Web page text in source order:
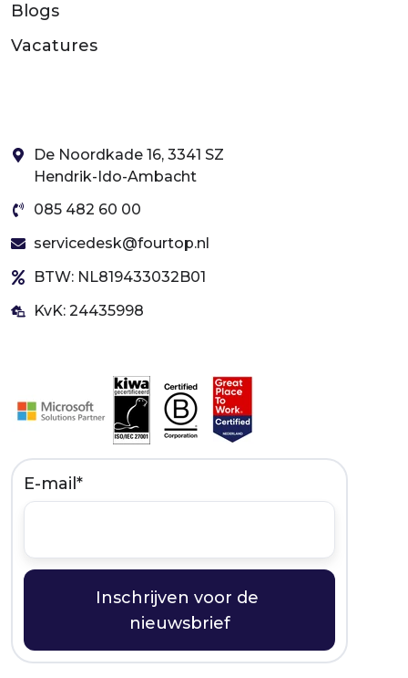
Blogs
Vacatures
De Noordkade 16, 3341 SZ
Hendrik-Ido-Ambacht
085 482 60 00
servicedesk@fourtop.nl
BTW: NL819433032B01
KvK: 24435998
E-mail *